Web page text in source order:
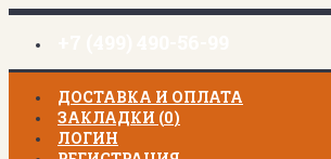
ДОСТАВКА И ОПЛАТА
ЗАКЛАДКИ (0)
ЛОГИН